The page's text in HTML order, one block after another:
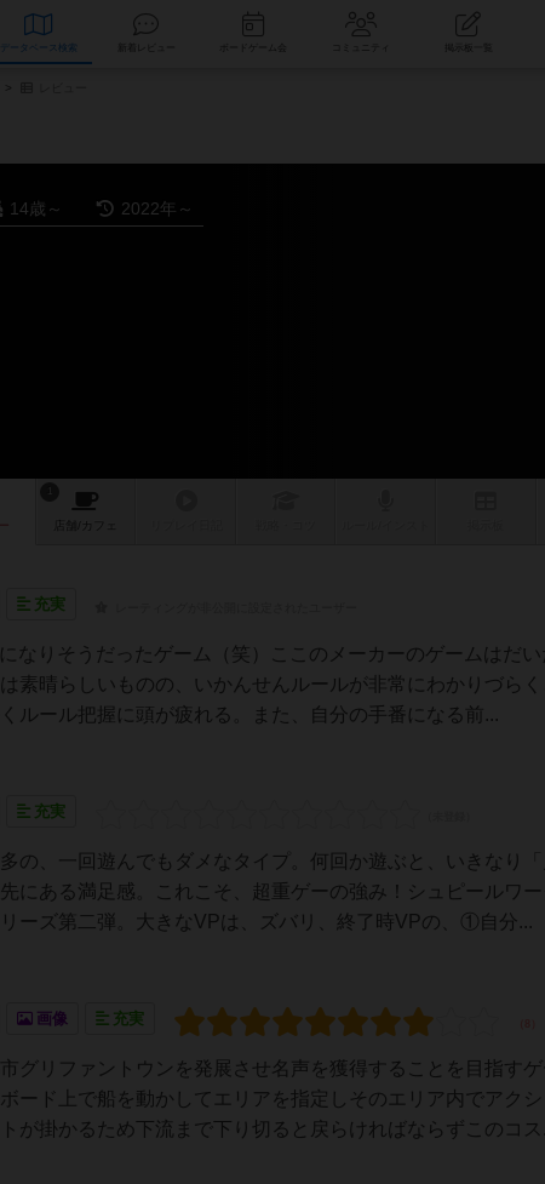
データベース コミュニティ
14歳～ 2022年～
店舗/ カフェ
充実
なりそうだったゲーム（笑）ここのメーカーのゲームはだ
素晴らしいものの、いかんせんルールが非常にわかりづらく
ルール把握に頭が疲れる。また、自分の手番になる前...
充実
の、一回遊んでもダメなタイプ。何回か遊ぶと、いきなり
にある満足感。これこそ、超重ゲーの強み！シュピールワ
ーズ第二弾。大きなVPは、ズバリ、終了時VPの、①自分...
画像 充実
グリファントウンを発展させ名声を獲得することを目指す
ード上で船を動かしてエリアを指定しそのエリア内でアク
が掛かるため下流まで下り切ると戻らければならずこのコス